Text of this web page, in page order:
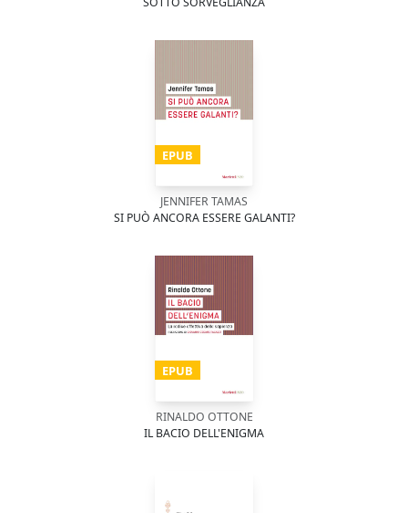
EPUB
JENNIFER TAMAS
SI PUÒ ANCORA ESSERE GALANTI?
EPUB
RINALDO OTTONE
IL BACIO DELL'ENIGMA